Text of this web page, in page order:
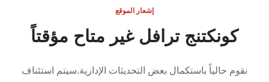
إشعار الموقع
كونكتنج ترافل غير متاح مؤقتاً
نقوم حالياً باستكمال بعض التحديثات الإدارية.سيتم استئناف